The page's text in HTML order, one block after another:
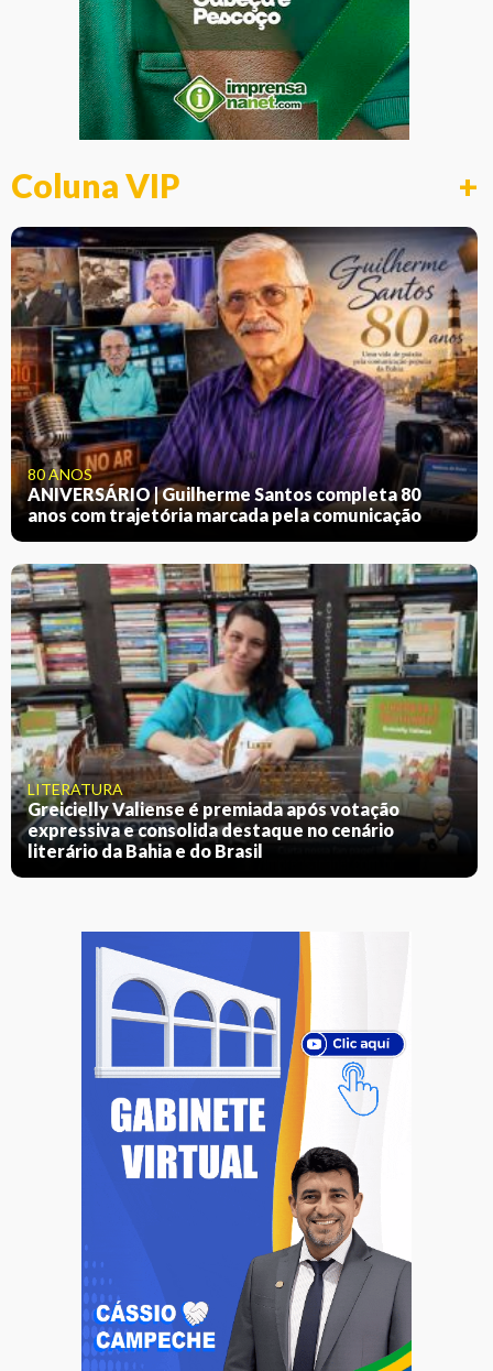
Coluna VIP +
80 ANOS
ANIVERSÁRIO | Guilherme Santos completa 80
anos com trajetória marcada pela comunicação
LITERATURA
Greicielly Valiense é premiada após votação
expressiva e consolida destaque no cenário
literário da Bahia e do Brasil